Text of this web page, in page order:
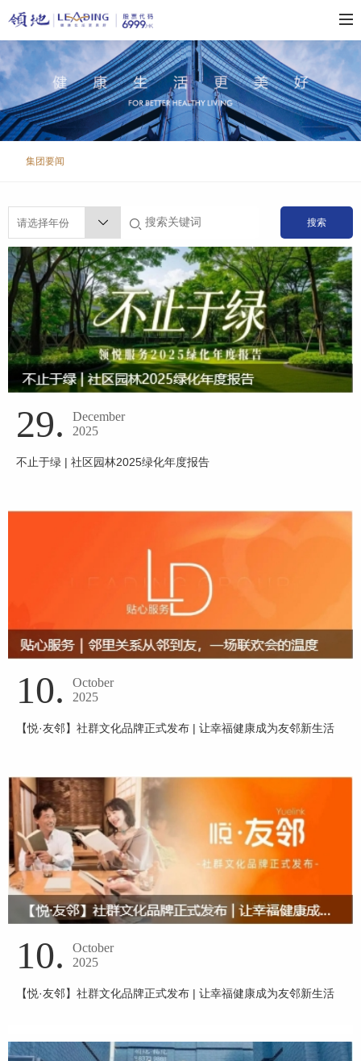
集团要闻
搜索
29.
December
2025
不止于绿 | 社区园林2025绿化年度报告
10.
October
2025
【悦·友邻】社群文化品牌正式发布 | 让幸福健康成为友邻新生活
10.
October
2025
【悦·友邻】社群文化品牌正式发布 | 让幸福健康成为友邻新生活